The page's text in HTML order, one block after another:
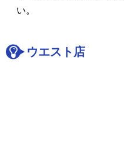
い。
ウエスト店